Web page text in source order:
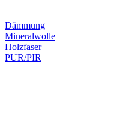
Dämmung
Mineralwolle
Holzfaser
PUR/PIR